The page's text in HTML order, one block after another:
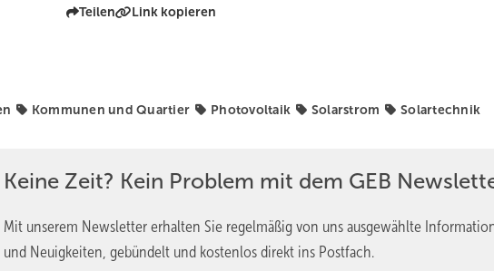
Teilen Link kopieren
Kommunen und Quartier Photovoltaik Solarstrom Solartechnik
Keine Zeit? Kein Problem mit dem GEB
Mit unserem Newsletter erhalten Sie regelmäßig von uns ausgewählte
und Neuigkeiten, gebündelt und kostenlos direkt ins Postfach.